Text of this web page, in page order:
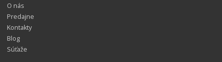
O nás
Predajne
Kontakty
Blog
Súťaže